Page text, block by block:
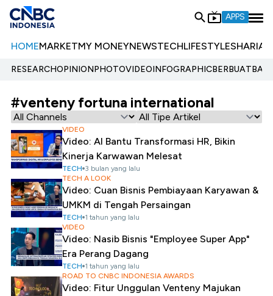
APPS
HOMEMARKETMY MONEYNEWSTECHLIFESTYLESHARIA
RESEARCHOPINIONPHOTOVIDEOINFOGRAPHIC
#venteny fortuna international
VIDEO
Video: AI Bantu Transformasi HR, Bikin
Kinerja Karwawan Melesat
TECH 3 bulan yang lalu
TECH A LOOK
Video: Cuan Bisnis Pembiayaan Karyawan &
UMKM di Tengah Persaingan
TECH 1 tahun yang lalu
VIDEO
Video: Nasib Bisnis "Employee Super App"
Era Perang Dagang
TECH 1 tahun yang lalu
ROAD TO CNBC INDONESIA AWARDS
Video: Fitur Unggulan Venteny Majukan